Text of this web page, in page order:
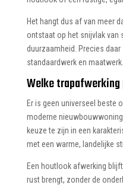
Het hangt dus af van meer
ontstaat op het snijvlak van
duurzaamheid. Precies
standaardwerk en maatwerk.
Welke
Er is geen universeel beste
moderne
keuze te zijn in een
met een warme, landelijke
Een houtlook afwerking
rust brengt, zonder de